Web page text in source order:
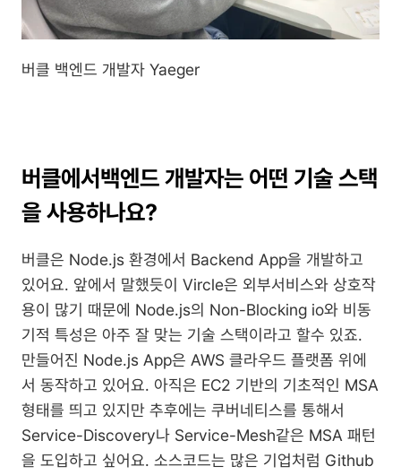
버클 백엔드 개발자 Yaeger
버클에서백엔드 개발자는 어떤 기술 스택
을 사용하나요?
버클은 Node.js 환경에서 Backend App을 개발하고
있어요. 앞에서 말했듯이 Vircle은 외부서비스와 상호작
용이 많기 때문에 Node.js의 Non-Blocking io와 비동
기적 특성은 아주 잘 맞는 기술 스택이라고 할수 있죠.
만들어진 Node.js App은 AWS 클라우드 플랫폼 위에
서 동작하고 있어요. 아직은 EC2 기반의 기초적인 MSA
형태를 띄고 있지만 추후에는 쿠버네티스를 통해서
Service-Discovery나 Service-Mesh같은 MSA 패턴
을 도입하고 싶어요. 소스코드는 많은 기업처럼 Github